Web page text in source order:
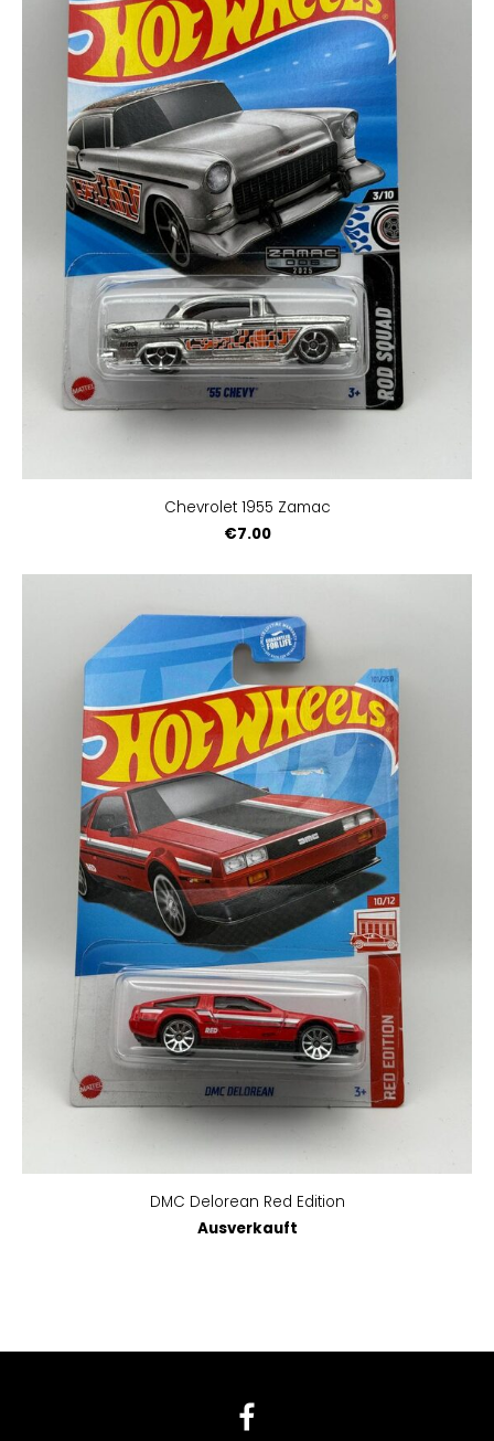
Chevrolet 1955 Zamac
€7.00
DMC Delorean Red Edition
Ausverkauft